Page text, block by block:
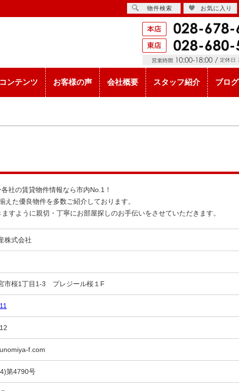
物件検索 お気に入り
ンテンツ お客様の声 会社概要 スタッフ紹介 ブログ
社の賃貸物件情報なら市内No.1！
えた優良物件を多数ご紹介しております。
すように親切・丁寧にお部屋探しのお手伝いをさせていただきます。
株式会社
市桜1丁目1-3 プレジール桜１F
f.com
第4790号